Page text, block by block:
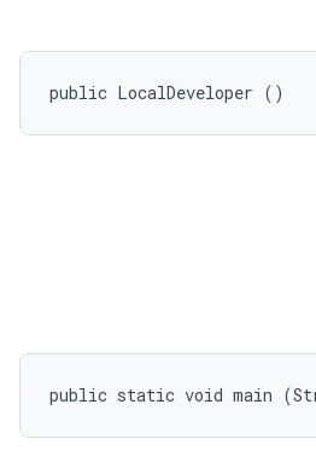
public LocalDeveloper ()
public static void main